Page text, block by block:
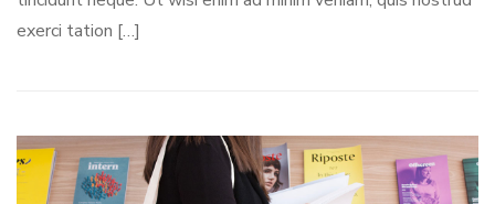
exerci tation […]